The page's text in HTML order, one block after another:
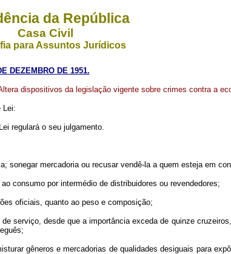
da República
Casa Civil
para Assuntos Jurídicos
DEZEMBRO DE 1951.
dispositivos da legislação vigente sobre crimes contra a
Lei:
regulará o seu julgamento.
mercadoria ou recusar vendê-la a quem esteja em
por intermédio de distribuidores ou revendedores;
oficiais, quanto ao peso e composição;
desde que a importância exceda de quinze
gêneros e mercadorias de qualidades desiguais para